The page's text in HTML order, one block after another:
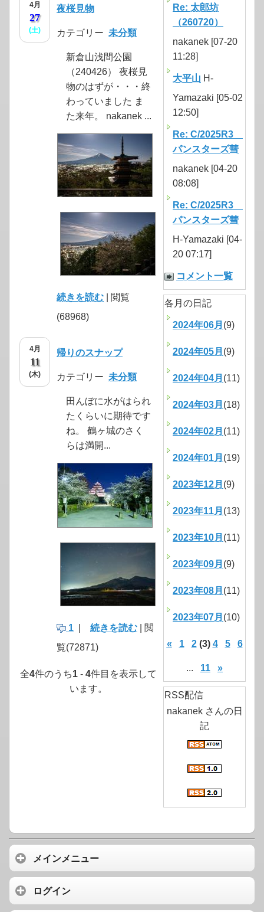
4月
27
(土)
夜桜見物
カテゴリー 未分類
新倉山浅間公園
（240426） 夜桜見
物のはずが・・・終
わっていました ま
た来年。 nakanek ...
続きを読む | 閲覧
(68968)
4月
11
(木)
帰りのスナップ
カテゴリー 未分類
田んぼに水がはられ
たくらいに期待です
ね。 鶴ヶ城のさく
らは満開...
1 続きを読む | 閲
覧(72871)
全4件のうち1 - 4件目を表示して
います。
Re: 太郎坊
（260720）
nakanek [07-20
11:28]
大平山 H-
Yamazaki [05-02
12:50]
Re: C/2025R3
パンスターズ彗
nakanek [04-20
08:08]
Re: C/2025R3
パンスターズ彗
H-Yamazaki [04-
20 07:17]
コメント一覧
各月の日記
2024年06月 (9)
2024年05月 (9)
2024年04月 (11)
2024年03月 (18)
2024年02月 (11)
2024年01月 (19)
2023年12月 (9)
2023年11月 (13)
2023年10月 (11)
2023年09月 (9)
2023年08月 (11)
2023年07月 (10)
« 1 2 (3) 4 5 6
... 11 »
RSS配信
nakanek さんの日
記
メインメニュー
ログイン